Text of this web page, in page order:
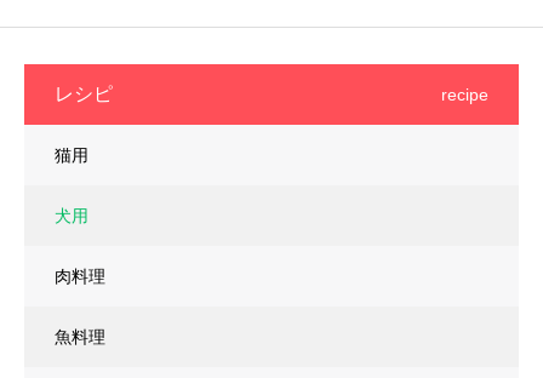
レシピ recipe
猫用
犬用
肉料理
魚料理